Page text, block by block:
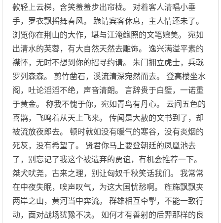
款轻上云梯，含笑羞羞步出帘栊。 对着客人清唱小垂
手，罗衣飘摇舞春风。 跪请宾客休息，主人情还未了。
浏览你在荆山的大作，堪与江淹鲍照的文笔媲美。 宛如
出清水的芙蓉，有大自然天然去雕饰。 逸兴满溢平素的
襟怀，无时不想到你的招寻约请。 朱门拥立虎士，兵戟
罗列森森。 剪竹凿石，溪流清深宛然而去。 登高楼坐水
阁，吐论滔滔不绝，声音清朗。 言辞贵于白璧，一诺重
于黄金。 称我不愧于你，宛如青鸟有丹心。 云间五色的
喜鹊，飞鸣着从天上飞来。 传闻是大赦的文书到了，却
被流放夜郎去。 顿时就如没有暖气的寒谷，没有炎烟的
死灰，没有希望了。 贤君你马上要登朝廷的凤凰池去
了，别忘记了我这个被遗弃的贾谊，有机会推荐一下。
桀犬吠尧，古来之理，别让匈奴千秋笑话我们。 我常常
在中夜失眠，唉声叹气，为这大国忧愁啊。 旌旆飘飘夹
两岸之山，黄河当中奔流。 群雄相互牵掣，不能一致行
动，面对战场犹豫不决。 如何才有善射的后羿那样的良